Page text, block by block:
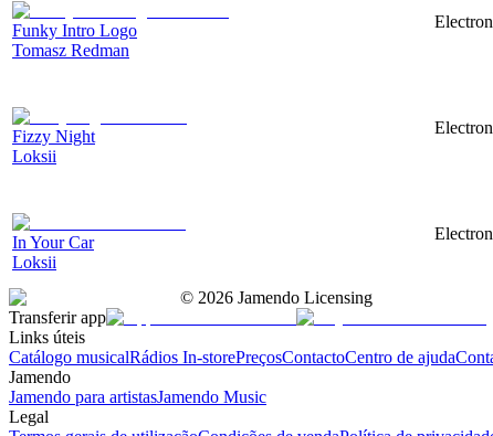
Funky Intro Logo
Tomasz Redman
Fizzy Night
Loksii
In Your Car
Loksii
© 2026 Jamendo Licensing
Transferir app
Links úteis
Catálogo musicalRádios In-storePreçosContactoCentro de ajuda
Jamendo
Jamendo para artistasJamendo Music
Legal